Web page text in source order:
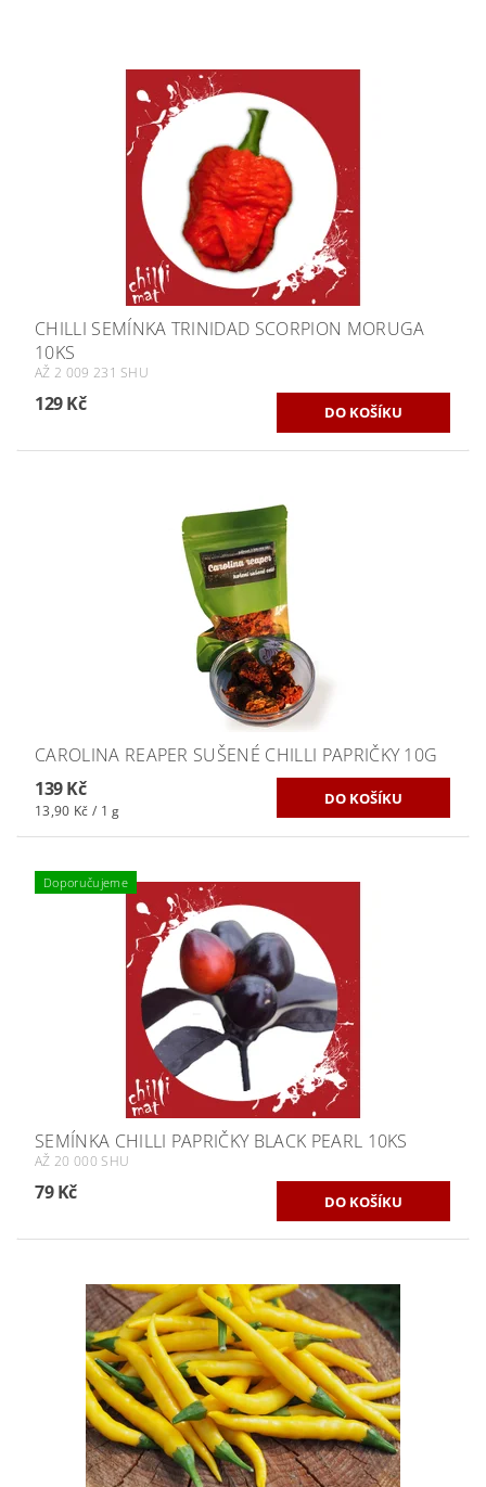
CHILLI SEMÍNKA TRINIDAD SCORPION MORUGA
10KS
AŽ 2 009 231 SHU
129 Kč
CAROLINA REAPER SUŠENÉ CHILLI PAPRIČKY 10G
139 Kč
13,90 Kč / 1 g
Doporučujeme
SEMÍNKA CHILLI PAPRIČKY BLACK PEARL 10KS
AŽ 20 000 SHU
79 Kč